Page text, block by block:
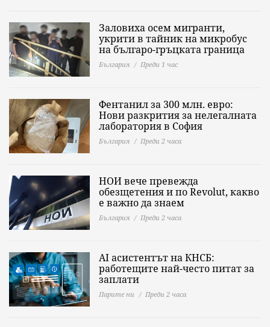
Заловиха осем мигранти,
укрити в тайник на микробус
на българо-гръцката граница
България Преди 1 час
Фентанил за 300 млн. евро:
Нови разкрития за нелегалната
лаборатория в София
България Преди 2 часа
НОИ вече превежда
обезщетения и по Revolut, какво
е важно да знаeм
България Преди 2 часа
AI асистентът на КНСБ:
работещите най-често питат за
заплати
Парите ни Преди 2 часа